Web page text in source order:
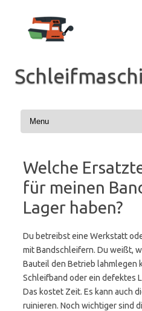
springen
Welche
für meinen
Lager haben?
Du betreibst eine Werkstatt
mit Bandschleifern. Du weißt,
Bauteil den Betrieb lahmlegen
Schleifband oder ein defektes
Das kostet Zeit. Es kann auch
ruinieren. Noch wichtiger sind